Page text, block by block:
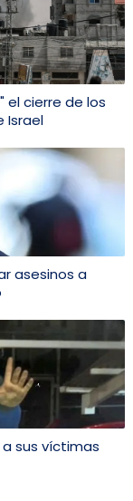
el cierre de los
Israel
asesinos a
sus víctimas